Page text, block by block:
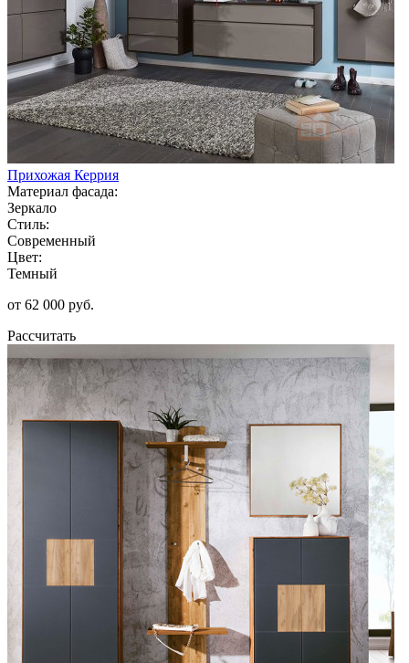
Прихожая Керрия
Материал фасада:
Зеркало
Стиль:
Современный
Цвет:
Темный
от 62 000 руб.
Рассчитать